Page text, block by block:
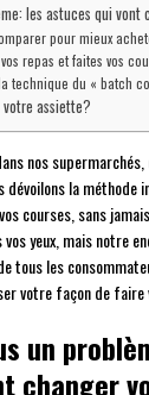
les astuces qui vont
pour mieux
repas et faites vos
technique du « batch
assiette?
nos
dévoilons la
courses, sans
vos yeux, mais notre
tous les
votre façon de faire
un
changer